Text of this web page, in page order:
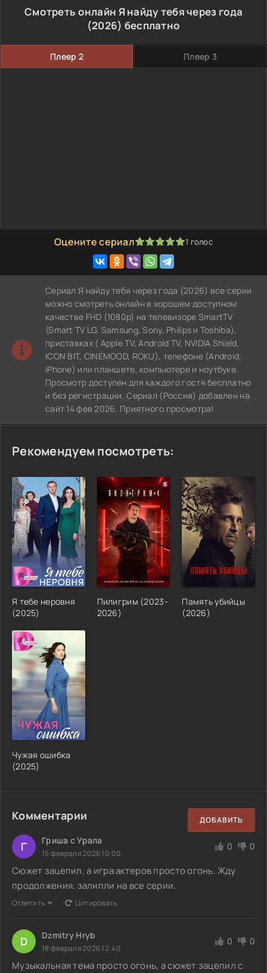
Смотреть онлайн Я найду тебя через года
(2026) бесплатно
Плеер 2 Плеер 3
Оцените сериал
1 2 3 4 5 1 голос
Сериал Я найду тебя через года (2026) все серии
можно смотреть онлайн в хорошем доступном
качестве FHD (1080p) на телевизоре SmartTV
(Smart TV LG, Samsung, Sony, Philips и Toshiba),
приставках ( Apple TV, Android TV, NVIDIA Shield,
ICON BIT, CINEMOOD, ROKU), телефоне (Android,
iPhone) или планшете, компьютере и ноутбуке.
Просмотр доступен для каждого гостя бесплатно
и без регистрации. Сериал (Россия) добавлен на
сайт 14 фев 2026. Приятного просмотра!
Рекомендуем посмотреть:
Я тебе неровня
(2025)
Пилигрим (2023-
2026)
Память убийцы
(2026)
Чужая ошибка
(2025)
Комментарии ДОБАВИТЬ
Г Гриша с Урала
15 февраля 2026 10:00
0 0
Сюжет зацепил, а игра актеров просто огонь. Жду
продолжения, залипли на все серии.
Ответить Цитировать
D Dzmitry Hryb
18 февраля 2026 12:40
0 0
Музыкальная тема просто огонь, а сюжет зацепил с